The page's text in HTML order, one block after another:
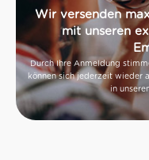
Wir versenden
mit unseren
Durch Ihre Anmeldung
können sich jederzeit wieder
in